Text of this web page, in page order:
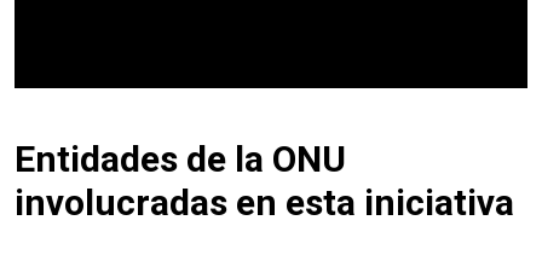
Entidades de la ONU
involucradas en esta iniciativa